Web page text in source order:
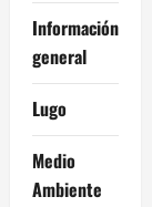
Información
general
Lugo
Medio
Ambiente